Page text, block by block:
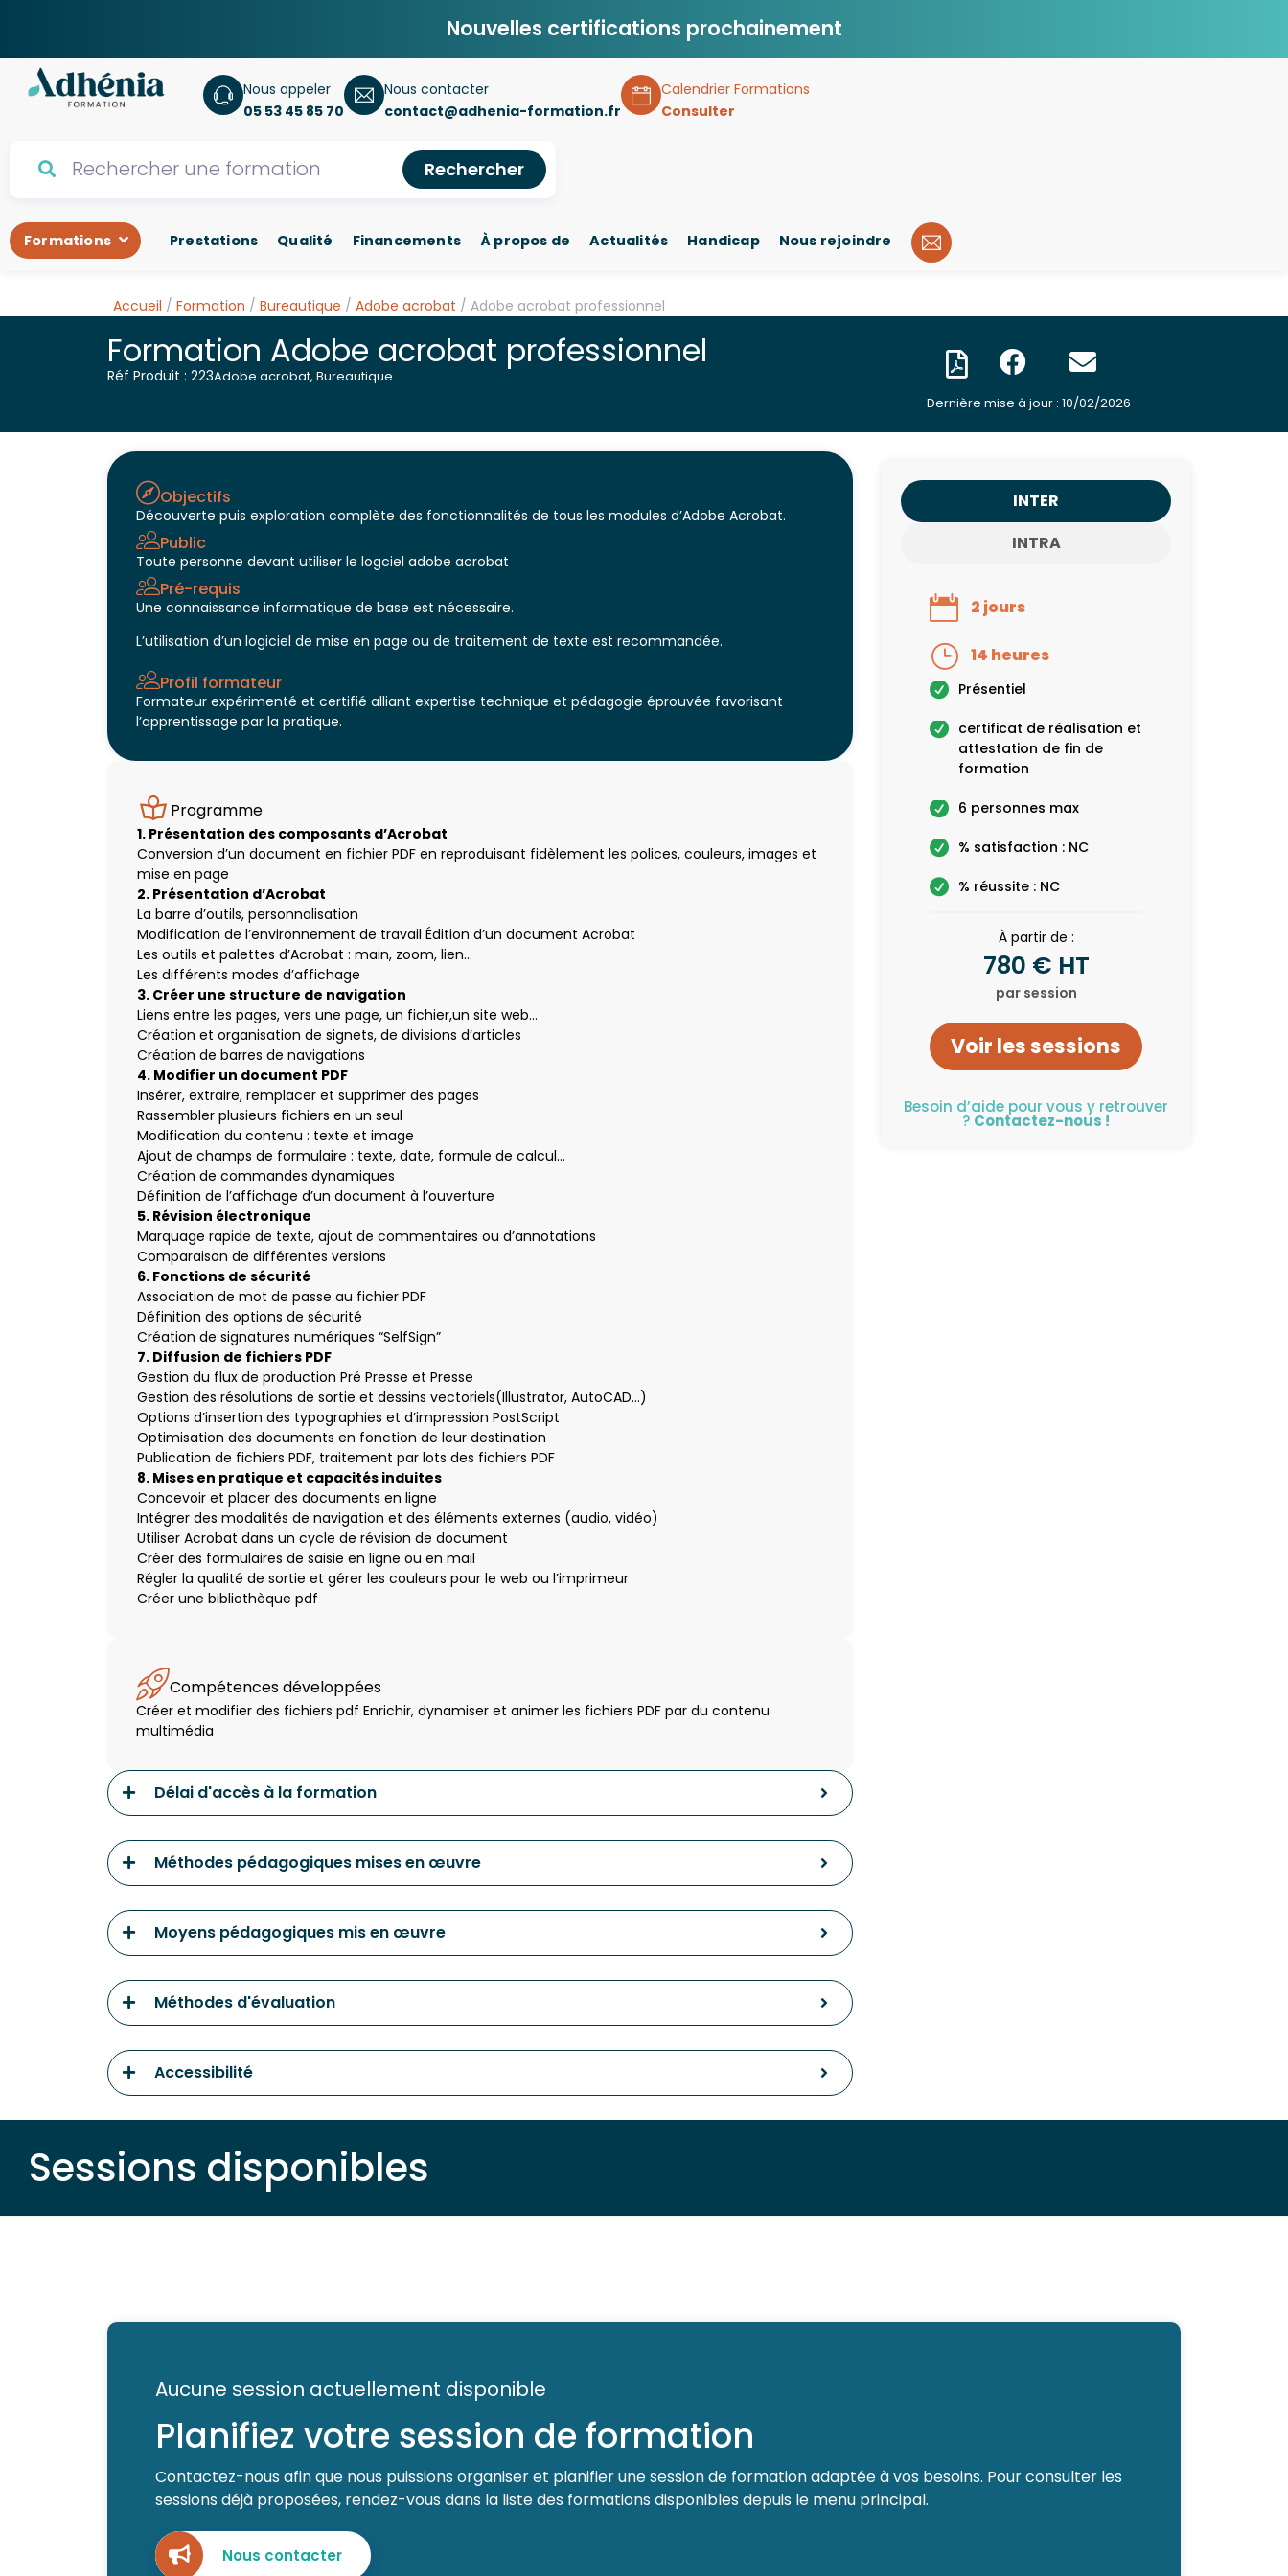
Nouvelles certifications prochainement
Nous appeler
05 53 45 85 70
Nous contacter
contact@adhenia-formation.fr
Calendrier Formations
Consulter
Rechercher
Formations Prestations Qualité Financements À propos de Actualités Handicap Nous rejoindre
Accueil / Formation / Bureautique / Adobe acrobat / Adobe acrobat professionnel
Formation Adobe acrobat professionnel
Réf Produit : 223Adobe acrobat, Bureautique
Dernière mise à jour : 10/02/2026
Objectifs
Découverte puis exploration complète des fonctionnalités de tous les modules d’Adobe Acrobat.
Public
Toute personne devant utiliser le logciel adobe acrobat
Pré-requis
Une connaissance informatique de base est nécessaire.
L’utilisation d’un logiciel de mise en page ou de traitement de texte est recommandée.
Profil formateur
Formateur expérimenté et certifié alliant expertise technique et pédagogie éprouvée favorisant
l’apprentissage par la pratique.
Programme
1. Présentation des composants d’Acrobat
Conversion d’un document en fichier PDF en reproduisant fidèlement les polices, couleurs, images et
mise en page
2. Présentation d’Acrobat
La barre d’outils, personnalisation
Modification de l’environnement de travail Édition d’un document Acrobat
Les outils et palettes d’Acrobat : main, zoom, lien…
Les différents modes d’affichage
3. Créer une structure de navigation
Liens entre les pages, vers une page, un fichier,un site web…
Création et organisation de signets, de divisions d’articles
Création de barres de navigations
4. Modifier un document PDF
Insérer, extraire, remplacer et supprimer des pages
Rassembler plusieurs fichiers en un seul
Modification du contenu : texte et image
Ajout de champs de formulaire : texte, date, formule de calcul…
Création de commandes dynamiques
Définition de l’affichage d’un document à l’ouverture
5. Révision électronique
Marquage rapide de texte, ajout de commentaires ou d’annotations
Comparaison de différentes versions
6. Fonctions de sécurité
Association de mot de passe au fichier PDF
Définition des options de sécurité
Création de signatures numériques “SelfSign”
7. Diffusion de fichiers PDF
Gestion du flux de production Pré Presse et Presse
Gestion des résolutions de sortie et dessins vectoriels(Illustrator, AutoCAD…)
Options d’insertion des typographies et d’impression PostScript
Optimisation des documents en fonction de leur destination
Publication de fichiers PDF, traitement par lots des fichiers PDF
8. Mises en pratique et capacités induites
Concevoir et placer des documents en ligne
Intégrer des modalités de navigation et des éléments externes (audio, vidéo)
Utiliser Acrobat dans un cycle de révision de document
Créer des formulaires de saisie en ligne ou en mail
Régler la qualité de sortie et gérer les couleurs pour le web ou l’imprimeur
Créer une bibliothèque pdf
Compétences développées
Créer et modifier des fichiers pdf Enrichir, dynamiser et animer les fichiers PDF par du contenu
multimédia
Délai d'accès à la formation
Méthodes pédagogiques mises en œuvre
Moyens pédagogiques mis en œuvre
Méthodes d'évaluation
Accessibilité
INTER
INTRA
2 jours
14 heures
Présentiel
certificat de réalisation et
attestation de fin de
formation
6 personnes max
% satisfaction : NC
% réussite : NC
À partir de :
780 € HT
par session
Voir les sessions
Besoin d’aide pour vous y retrouver
? Contactez-nous !
Sessions disponibles
Aucune session actuellement disponible
Planifiez votre session de formation
Contactez-nous afin que nous puissions organiser et planifier une session de formation adaptée à vos besoins. Pour consulter les
sessions déjà proposées, rendez-vous dans la liste des formations disponibles depuis le menu principal.
Nous contacter